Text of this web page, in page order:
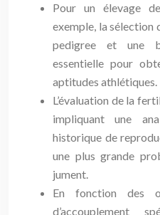
Pour un élevage
exemple, la sélection
pedigree et une
essentielle pour
aptitudes athlétiques.
L’évaluation de la
impliquant une
historique de
une plus grande
jument.
En fonction des
d’accouplement